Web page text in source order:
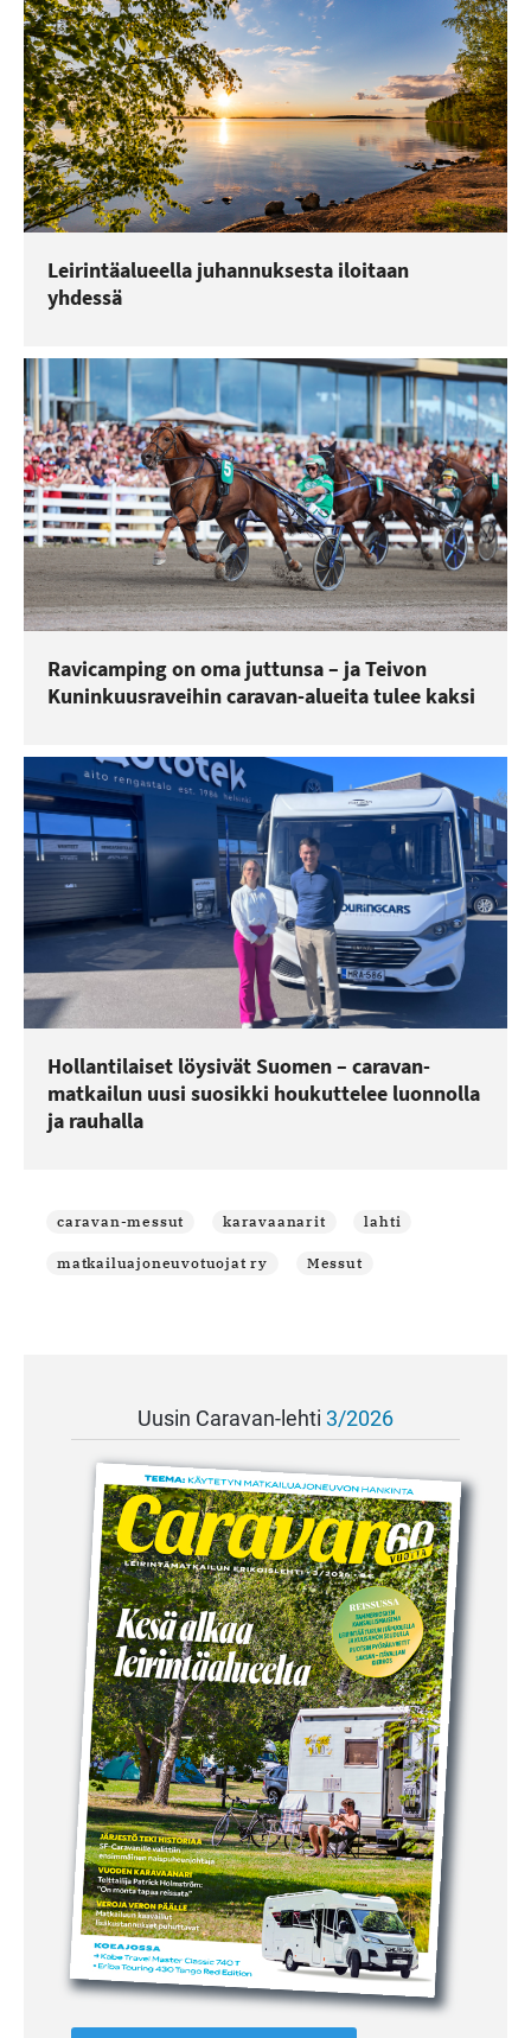
Leirintäalueella juhannuksesta iloitaan
yhdessä
Ravicamping on oma juttunsa – ja Teivon
Kuninkuusraveihin caravan-alueita tulee kaksi
Hollantilaiset löysivät Suomen – caravan-
matkailun uusi suosikki houkuttelee luonnolla
ja rauhalla
caravan-messut karavaanarit lahti
matkailuajoneuvotuojat ry Messut
Uusin Caravan-lehti 3/2026